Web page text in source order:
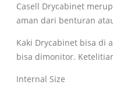
Casell Drycabinet
aman dari benturan
Kaki Drycabinet bisa di
bisa dimonitor.
Internal Size